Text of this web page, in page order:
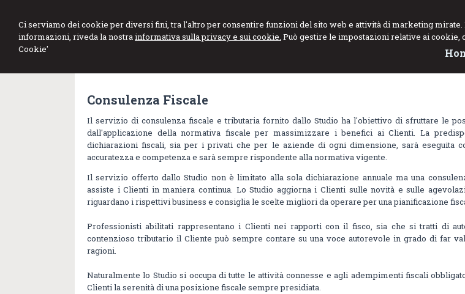
Ci serviamo dei cookie per diversi fini, tra l'altro per consentire funzioni del sito web e attività di marketing
informazioni, riveda la nostrainformativa sulla privacy e sui cookie. Può gestire le impostazioni relative ai cookie,
Cookie'
DE MARCO GENNARO
Studio di Consulenza Fiscale e del Lavoro
Consulenza Fiscale
Il servizio di consulenza fiscale e tributaria fornito dallo Studio ha l'obiettivo di sfruttare le
dall'applicazione della normativa fiscale per massimizzare i benefici ai Clienti. La
dichiarazioni fiscali, sia per i privati che per le aziende di ogni dimensione, sarà eseguita
accuratezza e competenza e sarà sempre rispondente alla normativa vigente.
Il servizio offerto dallo Studio non è limitato alla sola dichiarazione annuale ma una
assiste i Clienti in maniera continua. Lo Studio aggiorna i Clienti sulle novità e sulle
riguardano i rispettivi business e consiglia le scelte migliori da operare per una pianificazione
Professionisti abilitati rappresentano i Clienti nei rapporti con il fisco, sia che si tratti di
contenzioso tributario il Cliente può sempre contare su una voce autorevole in grado di far
ragioni.
Naturalmente lo Studio si occupa di tutte le attività connesse e agli adempimenti fiscali
Clienti la serenità di una posizione fiscale sempre presidiata.